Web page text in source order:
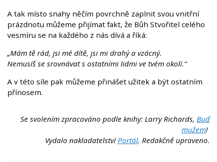
A tak místo snahy něčím povrchně zaplnit svou vnitřní
prázdnotu můžeme přijímat fakt, že Bůh Stvořitel celého
vesmíru se na každého z nás dívá a říká:
„Mám tě rád, jsi mé dítě, jsi mi drahý a vzácný.
Nemusíš se srovnávat s ostatními lidmi ve tvém okolí.“
A v této síle pak můžeme přinášet užitek a být ostatním
přínosem.
Se svolením zpracováno podle knihy: Larry Richards, Buď
mužem!
Vydalo nakladatelstvíPortál. Redakčně upraveno.